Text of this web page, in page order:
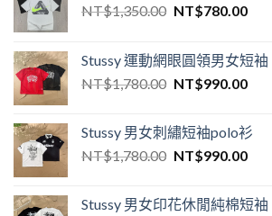
NT$1,350.00 NT$780.00
Stussy 運動網眼圓領男女短袖
NT$1,780.00 NT$990.00
Stussy 男女刺繡短袖polo衫
NT$1,780.00 NT$990.00
Stussy 男女印花休閒純棉短袖